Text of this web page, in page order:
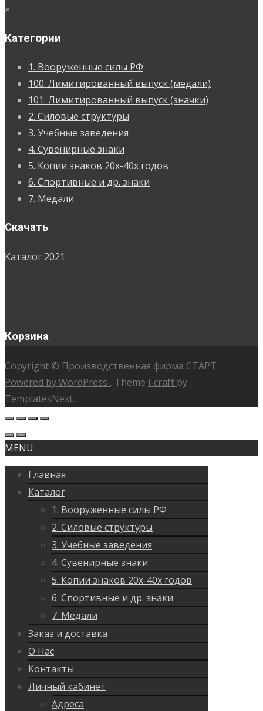
×
Категории
1. Вооруженные силы РФ
100. Лимитированный выпуск (медали)
101. Лимитированный выпуск (значки)
2. Силовые структуры
3. Учебные заведения
4. Сувенирные знаки
5. Копии знаков 20х-40х годов
6. Спортивные и др. знаки
7. Медали
Скачать
Каталог 2021
Корзина
Copyright © Производственная фирма СТАРТ
Powered by WordPress , Theme i-craft by
TemplatesNext.
MENU
Главная
Каталог
1. Вооруженные силы РФ
2. Силовые структуры
3. Учебные заведения
4. Сувенирные знаки
5. Копии знаков 20х-40х годов
6. Спортивные и др. знаки
7. Медали
Заказ и доставка
О Нас
Контакты
Личный кабинет
Адреса